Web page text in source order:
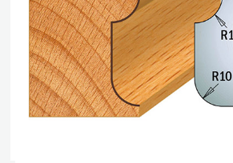
Legg i ønskeliste
Beskrivelse
Spesifikasjoner